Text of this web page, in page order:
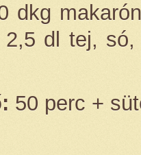
dkg
dl tej,
50 perc +